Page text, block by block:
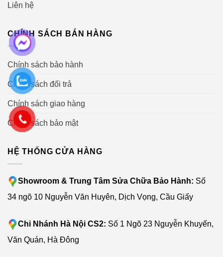
Liên hệ
CHÍNH SÁCH BÁN HÀNG
Chính sách bảo hành
Chính sách đổi trả
Chính sách giao hàng
Chính sách bảo mật
HỆ THỐNG CỬA HÀNG
Showroom & Trung Tâm Sửa Chữa Bảo Hành: Số
34 ngõ 10 Nguyễn Văn Huyên, Dịch Vọng, Cầu Giấy
Chi Nhánh Hà Nội CS2: Số 1 Ngõ 23 Nguyễn Khuyến,
Văn Quán, Hà Đông